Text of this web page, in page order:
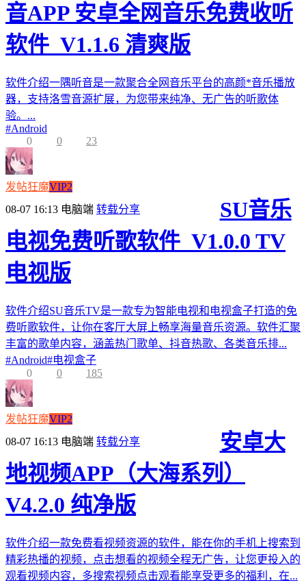
音APP 安卓全网音乐免费收听
软件_V1.1.6 清爽版
软件介绍一隅听音是一款聚合全网音乐平台的高颜*音乐播放
器，支持洛雪音源扩展，为您带来纯净、无广告的听歌体
验。...
#Android
0
0 23
发帖狂魔VIP2
08-07 16:13 电脑端 转载分享
SU音乐
电视免费听歌软件_V1.0.0 TV
电视版
软件介绍SU音乐TV是一款专为智能电视和电视盒子打造的免
费听歌软件，让你在客厅大屏上畅享海量音乐资源。软件汇聚
丰富的歌单内容，涵盖热门歌单、抖音热歌、各类音乐排...
#Android#电视盒子
0
0 185
发帖狂魔VIP2
08-07 16:13 电脑端 转载分享
安卓大
地视频APP（大海系列）
V4.2.0 纯净版
软件介绍一款免费看视频资源的软件，能在你的手机上搜索到
精彩热播的视频，点击想看的视频全程无广告，让您更投入的
观看视频内容，多搜索视频点击观看能享受更多的福利，在...